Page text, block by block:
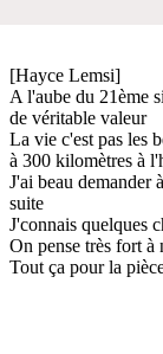
[Hayce Lemsi]
A l'aube du 21ème
de véritable valeur
La vie c'est pas les
à 300 kilomètres à
J'ai beau demander
suite
J'connais quelques
On pense très fort à
Tout ça pour la